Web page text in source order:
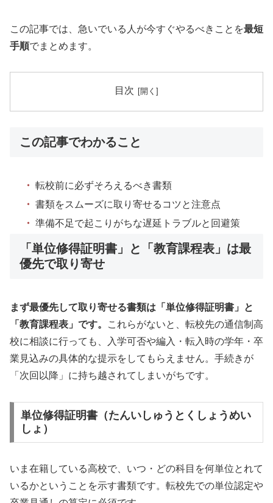
この記事では、急いでいる人が今すぐやるべきことを最短
手順でまとめます。
目次
この記事でわかること
・ 転校前に必ずそろえるべき書類
・ 書類をスムーズに取り寄せるコツと注意点
・ 準備不足で起こりがちな遅延トラブルと回避策
「単位修得証明書」と「教育課程表」は最
優先で取り寄せ
まず最優先して取り寄せる書類は「単位修得証明書」と
「教育課程表」です。
これらがないと、転校先の通信制高
校に相談に行っても、入学可否や編入・転入時の学年・卒
業見込みの具体的な提示をしてもらえません。手続きが
「次回以降」に持ち越されてしまいがちです。
単位修得証明書（たんいしゅうとくしょうめい
しょ）
いま在籍している高校で、いつ・どの科目を何単位とれて
いるかということを示す書類です。転校先での単位認定や